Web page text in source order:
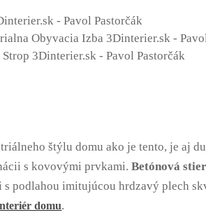
štýlu domu ako je tento, je aj
s kovovými prvkami.Betónová
s podlahou imitujúcou hrdzavý plech
domu.